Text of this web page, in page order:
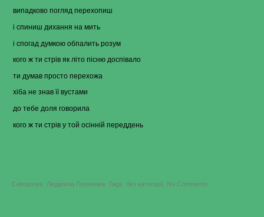
випадково погляд перехопиш
і спиниш дихання на мить
і спогад думкою обпалить розум
кого ж ти стрів як літо пісню доспівало
ти думав просто перехожа
хіба не знав її вустами
до тебе доля говорила
кого ж ти стрів у той осінній переддень
Categories: Людмила Полякова Tags: без категорії No Comments